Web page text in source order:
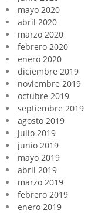
mayo 2020
abril 2020
marzo 2020
febrero 2020
enero 2020
diciembre 2019
noviembre 2019
octubre 2019
septiembre 2019
agosto 2019
julio 2019
junio 2019
mayo 2019
abril 2019
marzo 2019
febrero 2019
enero 2019